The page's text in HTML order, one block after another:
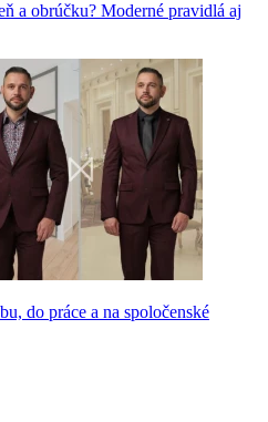
a obrúčku? Moderné pravidlá aj
do práce a na spoločenské